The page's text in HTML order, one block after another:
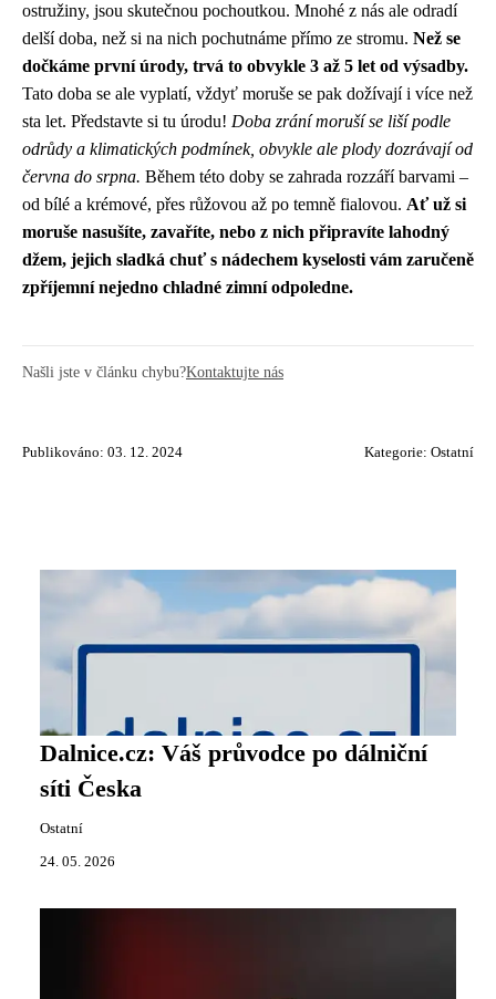
ostružiny, jsou skutečnou pochoutkou. Mnohé z nás ale odradí
delší doba, než si na nich pochutnáme přímo ze stromu. Než se
dočkáme první úrody, trvá to obvykle 3 až 5 let od výsadby.
Tato doba se ale vyplatí, vždyť moruše se pak dožívají i více než
sta let. Představte si tu úrodu! Doba zrání moruší se liší podle
odrůdy a klimatických podmínek, obvykle ale plody dozrávají od
června do srpna. Během této doby se zahrada rozzáří barvami –
od bílé a krémové, přes růžovou až po temně fialovou. Ať už si
moruše nasušíte, zavaříte, nebo z nich připravíte lahodný
džem, jejich sladká chuť s nádechem kyselosti vám zaručeně
zpříjemní nejedno chladné zimní odpoledne.
Našli jste v článku chybu?Kontaktujte nás
Publikováno: 03. 12. 2024 Kategorie: Ostatní
Dalnice.cz: Váš průvodce po dálniční
síti Česka
Ostatní
24. 05. 2026